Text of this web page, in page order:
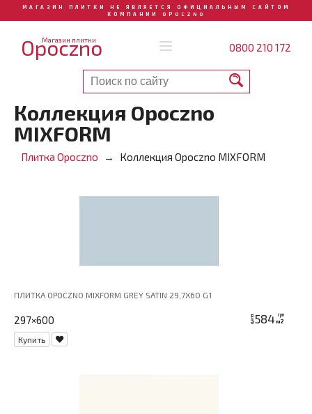
МАГАЗИН ПЛИТКИ НЕ ЯВЛЯЕТСЯ ОФИЦИАЛЬНЫМ САЙТОМ
КОМПАНИИ OPOCZNO
Магазин плитки
Opoczno 0800 210 172
Коллекция Opoczno
MIXFORM
Плитка Opoczno Коллекция Opoczno MIXFORM
ПЛИТКА OPOCZNO MIXFORM GREY SATIN 29,7X60 G1
297×600 цена584 грн
м2
Купить